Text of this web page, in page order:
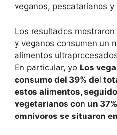
veganos, pescatarianos y
Los resultados
y veganos consumen un
alimentos
En particular, yo Los
consumo del 39% del
estos alimentos,
vegetarianos con un
omnívoros se situaron